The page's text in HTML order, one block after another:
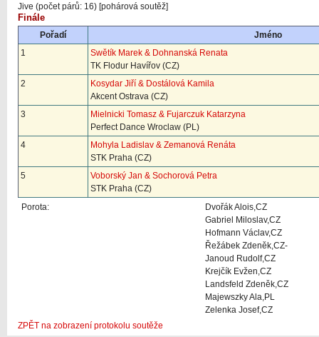
Jive (počet párů: 16) [pohárová soutěž]
Finále
Pořadí
Jméno
1
Swětík Marek & Dohnanská Renata
TK Flodur Havířov (CZ)
2
Kosydar Jiří & Dostálová Kamila
Akcent Ostrava (CZ)
3
Mielnicki Tomasz & Fujarczuk Katarzyna
Perfect Dance Wroclaw (PL)
4
Mohyla Ladislav & Zemanová Renáta
STK Praha (CZ)
5
Voborský Jan & Sochorová Petra
STK Praha (CZ)
Porota:
Dvořák Alois,CZ
Gabriel Miloslav,CZ
Hofmann Václav,CZ
Řežábek Zdeněk,CZ-
Janoud Rudolf,CZ
Krejčík Evžen,CZ
Landsfeld Zdeněk,CZ
Majewszky Ala,PL
Zelenka Josef,CZ
ZPĚT na zobrazení protokolu soutěže